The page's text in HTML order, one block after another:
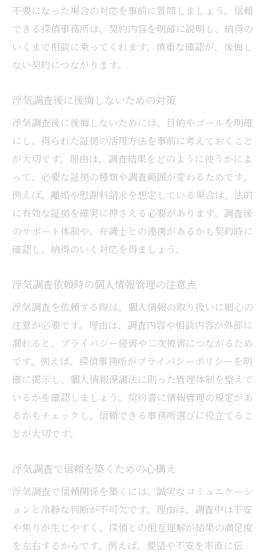
不要になった場合の対応を事前に質問しましょう。信頼
できる探偵事務所は、契約内容を明確に説明し、納得の
いくまで相談に乗ってくれます。慎重な確認が、後悔し
ない契約につながります。
浮気調査後に後悔しないための対策
浮気調査後に後悔しないためには、目的やゴールを明確
にし、得られた証拠の活用方法を事前に考えておくこと
が大切です。理由は、調査結果をどのように使うかによ
って、必要な証拠の種類や調査範囲が変わるためです。
例えば、離婚や慰謝料請求を想定している場合は、法的
に有効な証拠を確実に押さえる必要があります。調査後
のサポート体制や、弁護士との連携があるかも契約時に
確認し、納得のいく対応を得ましょう。
浮気調査依頼時の個人情報管理の注意点
浮気調査を依頼する際は、個人情報の取り扱いに細心の
注意が必要です。理由は、調査内容や相談内容が外部に
漏れると、プライバシー侵害や二次被害につながるため
です。例えば、探偵事務所がプライバシーポリシーを明
確に掲示し、個人情報保護法に則った管理体制を整えて
いるかを確認しましょう。契約書に情報管理の規定があ
るかもチェックし、信頼できる事務所選びに役立てるこ
とが大切です。
浮気調査で信頼を築くための心構え
浮気調査で信頼関係を築くには、誠実なコミュニケーシ
ョンと冷静な判断が不可欠です。理由は、調査中は不安
や焦りが生じやすく、探偵との相互理解が結果の満足度
を左右するからです。例えば、要望や不安を率直に伝